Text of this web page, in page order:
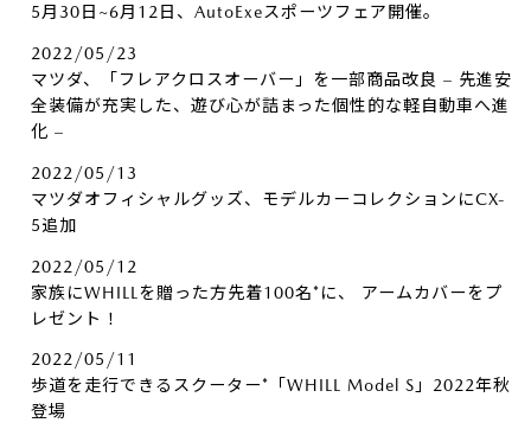
5月30日~6月12日、AutoExeスポーツフェア開催。
2022/05/23
マツダ、「フレアクロスオーバー」を一部商品改良 – 先進安
全装備が充実した、遊び心が詰まった個性的な軽自動車へ進
化 –
2022/05/13
マツダオフィシャルグッズ、モデルカーコレクションにCX-
5追加
2022/05/12
家族にWHILLを贈った方先着100名*に、​ アームカバーをプ
レゼント！
2022/05/11
歩道を走行できるスクーター*「WHILL Model S」2022年秋
登場